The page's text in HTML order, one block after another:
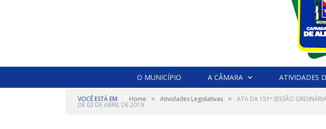
O MUNICÍPIO A CÂMARA ATIVIDADES
VOCÊ ESTÁ EM: Home » Atividades Legislativas » ATA DA 151ª SESSÃO
DE 02 DE ABRIL DE 2019